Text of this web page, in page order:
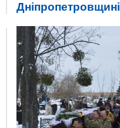
Дніпропетровщині